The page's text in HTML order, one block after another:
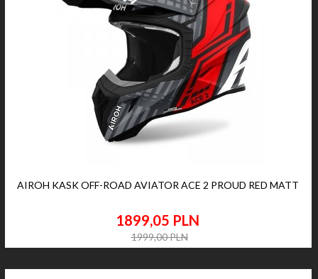
AIROH KASK OFF-ROAD AVIATOR ACE 2 PROUD RED MATT
1899,05 PLN
1999,00 PLN